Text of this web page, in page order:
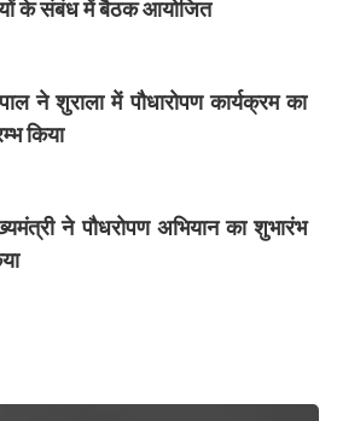
के संबंध में बैठक आयोजित
ने शुराला में पौधारोपण कार्यक्रम का
किया
ने पौधरोपण अभियान का शुभारंभ